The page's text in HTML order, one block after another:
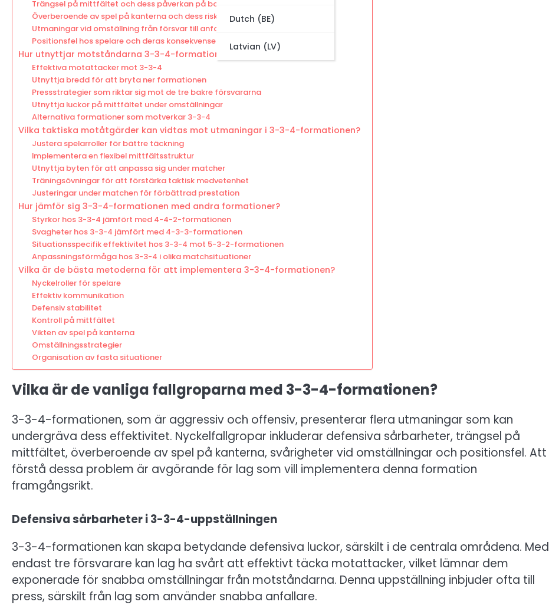
Dutch (BE)
Latvian (LV)
Trängsel på mittfältet och dess påverkan på bollkontroll
Överberoende av spel på kanterna och dess risker
Utmaningar vid omställning från försvar till anfall
Positionsfel hos spelare och deras konsekvenser
Hur utnyttjar motståndarna 3-3-4-formationen?
Effektiva motattacker mot 3-3-4
Utnyttja bredd för att bryta ner formationen
Pressstrategier som riktar sig mot de tre bakre försvararna
Utnyttja luckor på mittfältet under omställningar
Alternativa formationer som motverkar 3-3-4
Vilka taktiska motåtgärder kan vidtas mot utmaningar i 3-3-4-formationen?
Justera spelarroller för bättre täckning
Implementera en flexibel mittfältsstruktur
Utnyttja byten för att anpassa sig under matcher
Träningsövningar för att förstärka taktisk medvetenhet
Justeringar under matchen för förbättrad prestation
Hur jämför sig 3-3-4-formationen med andra formationer?
Styrkor hos 3-3-4 jämfört med 4-4-2-formationen
Svagheter hos 3-3-4 jämfört med 4-3-3-formationen
Situationsspecifik effektivitet hos 3-3-4 mot 5-3-2-formationen
Anpassningsförmåga hos 3-3-4 i olika matchsituationer
Vilka är de bästa metoderna för att implementera 3-3-4-formationen?
Nyckelroller för spelare
Effektiv kommunikation
Defensiv stabilitet
Kontroll på mittfältet
Vikten av spel på kanterna
Omställningsstrategier
Organisation av fasta situationer
Vilka är de vanliga fallgroparna med 3-3-4-formationen?
3-3-4-formationen, som är aggressiv och offensiv, presenterar flera utmaningar som kan
undergräva dess effektivitet. Nyckelfallgropar inkluderar defensiva sårbarheter, trängsel på
mittfältet, överberoende av spel på kanterna, svårigheter vid omställningar och positionsfel. Att
förstå dessa problem är avgörande för lag som vill implementera denna formation
framgångsrikt.
Defensiva sårbarheter i 3-3-4-uppställningen
3-3-4-formationen kan skapa betydande defensiva luckor, särskilt i de centrala områdena. Med
endast tre försvarare kan lag ha svårt att effektivt täcka motattacker, vilket lämnar dem
exponerade för snabba omställningar från motståndarna. Denna uppställning inbjuder ofta till
press, särskilt från lag som använder snabba anfallare.